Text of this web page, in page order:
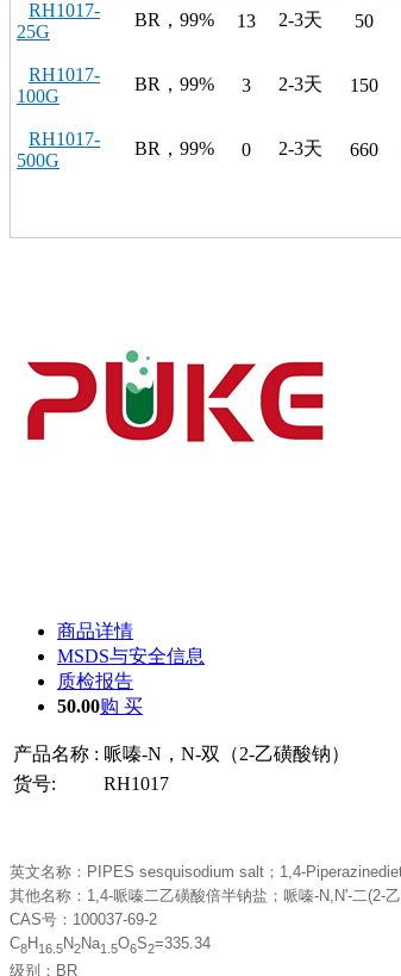
RH1017-
25G
BR，99% 13 2-3天 50
RH1017-
100G
BR，99% 3 2-3天 150
RH1017-
500G
BR，99% 0 2-3天 660
商品详情
MSDS与安全信息
质检报告
50.00购 买
产品名称 : 哌嗪-N，N-双（2-乙磺酸钠）
货号:
RH1017
英文名称： PIPES sesquisodium salt ； 1,4-
其他名称： 1,4-哌嗪二乙磺酸倍半钠盐；哌嗪-N,N'-二(2-
CAS号： 100037-69-2
C8H 16.5N2Na1.5O6S2=335.34
级别： BR